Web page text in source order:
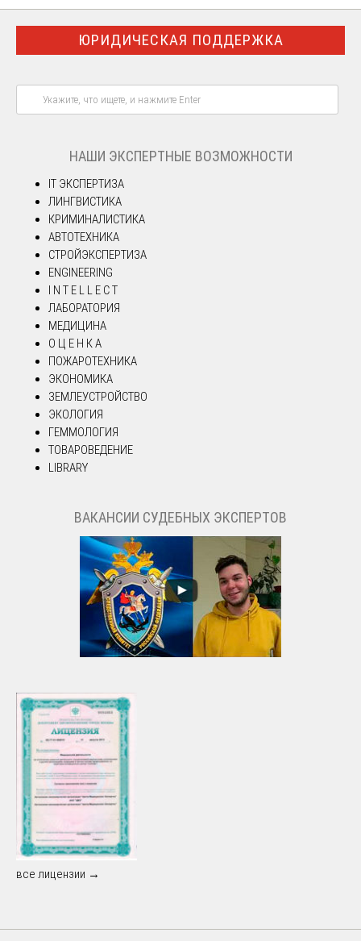
ЮРИДИЧЕСКАЯ ПОДДЕРЖКА
НАШИ ЭКСПЕРТНЫЕ ВОЗМОЖНОСТИ
IT ЭКСПЕРТИЗА
ЛИНГВИСТИКА
КРИМИНАЛИСТИКА
АВТОТЕХНИКА
СТРОЙЭКСПЕРТИЗА
ENGINEERING
I N T E L L E C T
ЛАБОРАТОРИЯ
МЕДИЦИНА
О Ц Е Н К А
ПОЖАРОТЕХНИКА
ЭКОНОМИКА
ЗЕМЛЕУСТРОЙСТВО
ЭКОЛОГИЯ
ГЕММОЛОГИЯ
ТОВАРОВЕДЕНИЕ
LIBRARY
ВАКАНСИИ СУДЕБНЫХ ЭКСПЕРТОВ
все лицензии →